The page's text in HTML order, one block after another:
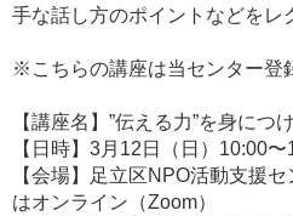
手な話し方のポイントなどをレ
※こちらの講座は当センター登
【講座名】”伝える力”を身につ
【日時】3月12日（日）10:00〜
【会場】足立区NPO活動支援
はオンライン（Zoom）